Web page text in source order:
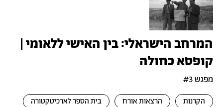
המרחב הישראלי: בין האישי ללאומי |
קופסא כחולה
מפגש #3
הקרנות הרצאות אורח בית הספר לארכיטקטורה